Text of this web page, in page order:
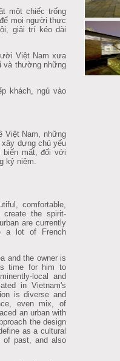
một chiếc trống
mọi người thực
giải trí kéo dài
Việt Nam xưa
và thường những
khách, ngủ vào
Việt Nam, những
dựng chủ yếu
biến mất, đối với
kỷ niệm.
comfortable,
the spirit-
are currently
a lot of French
and the owner is
time for him to
local and
in Vietnam's
is diverse and
even mix, of
an urban with
the design
as a cultural
of past, and also